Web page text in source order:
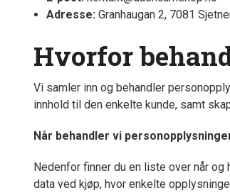
Adresse:Granhaugan 2, 7081
Hvorfor
Vi samler inn og behandler
innhold til den enkelte kunde, samt
Når behandler vi
Nedenfor finner du en liste over når
data ved kjøp, hvor enkelte